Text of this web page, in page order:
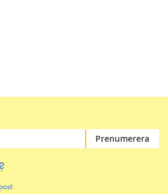
Prenumerera